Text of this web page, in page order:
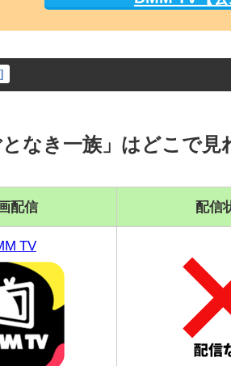
]
となき一族」はどこで見
配信 配信
TV